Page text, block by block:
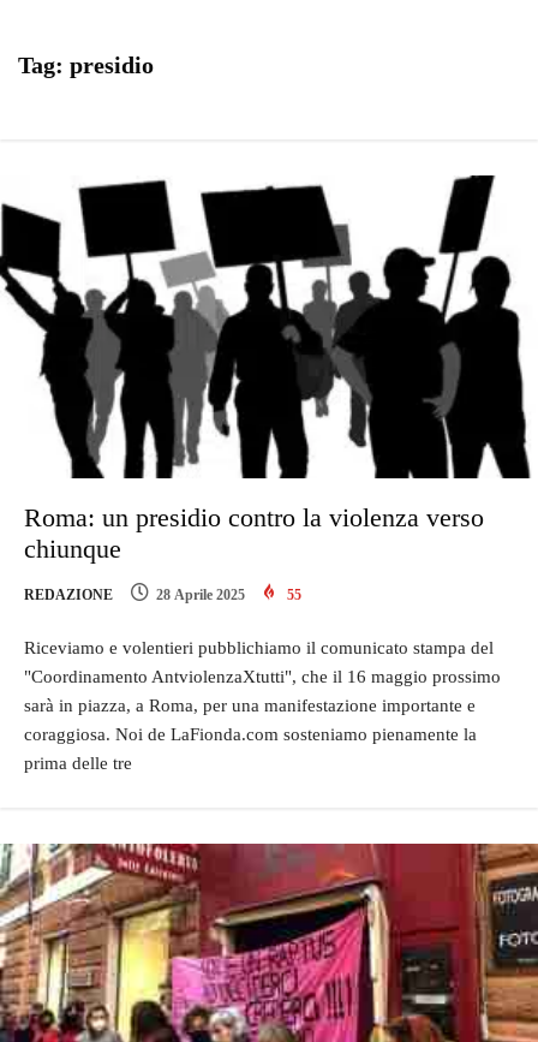
Tag: presidio
Roma: un presidio contro la violenza verso
chiunque
REDAZIONE 28 Aprile 2025 55
Riceviamo e volentieri pubblichiamo il comunicato stampa del
"Coordinamento AntviolenzaXtutti", che il 16 maggio prossimo
sarà in piazza, a Roma, per una manifestazione importante e
coraggiosa. Noi de LaFionda.com sosteniamo pienamente la
prima delle tre